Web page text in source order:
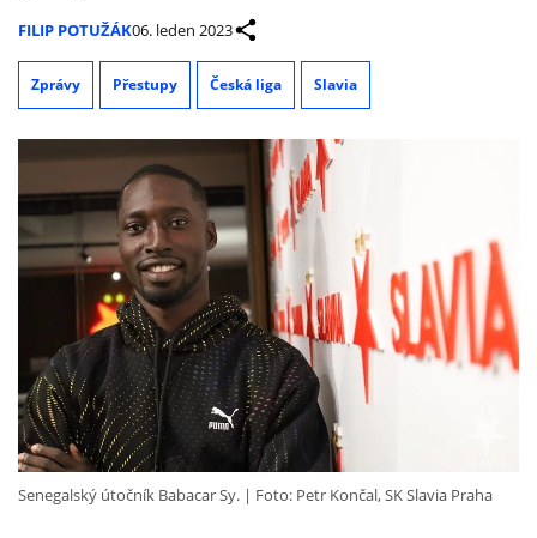
FILIP POTUŽÁK06. leden 2023
Zprávy Přestupy Česká liga Slavia
Senegalský útočník Babacar Sy. Foto: Petr Končal, SK Slavia Praha